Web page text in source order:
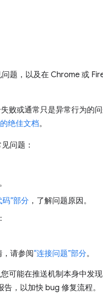
题，以及在 Chrome 或
败或通常只是异常行为的问
绝佳文档。
问题：
。
码”部分 ，了解问题原因。
请参阅“连接问题”部分。
可能在推送机制本身中发
，以加快 bug 修复流程。